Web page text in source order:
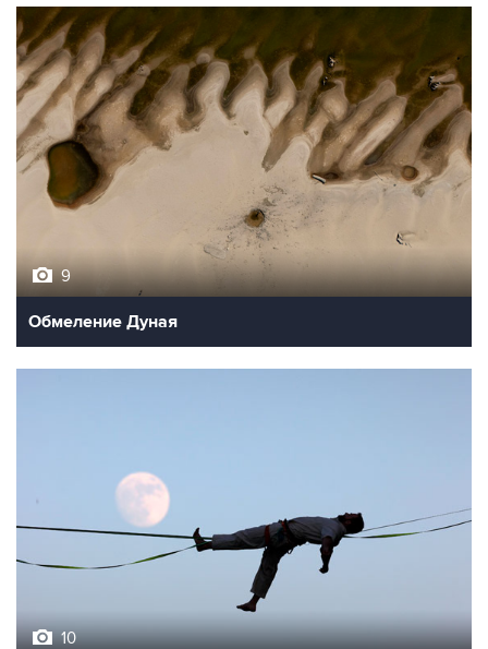
9
Обмеление Дуная
10